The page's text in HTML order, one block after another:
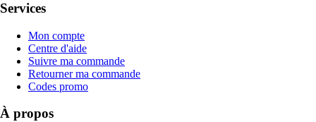
Services
Mon compte
Centre d'aide
Suivre ma commande
Retourner ma commande
Codes promo
À propos